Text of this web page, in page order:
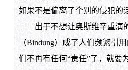
如果不是偏离了个别的侵犯的
出于不想让奥斯维辛重演
（Bindung）成了人们频繁引
们不再有任何“责任”了，就要